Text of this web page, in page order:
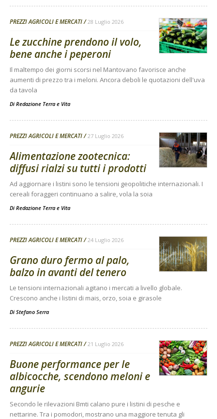
PREZZI AGRICOLI E MERCATI 28 Luglio 2026
Le zucchine prendono il volo,
bene anche i peperoni
Il maltempo dei giorni scorsi nel Mantovano favorisce anche
aumenti di prezzo tra i meloni. Ancora deboli le quotazioni dell'uva
da tavola
Di Redazione Terra e Vita
PREZZI AGRICOLI E MERCATI 27 Luglio 2026
Alimentazione zootecnica:
diffusi rialzi su tutti i prodotti
Ad aggiornare i listini sono le tensioni geopolitiche internazionali. I
cereali foraggeri continuano a salire, vola la soia
Di Redazione Terra e Vita
PREZZI AGRICOLI E MERCATI 24 Luglio 2026
Grano duro fermo al palo,
balzo in avanti del tenero
Le tensioni internazionali agitano i mercati a livello globale.
Crescono anche i listini di mais, orzo, soia e girasole
Di Stefano Serra
PREZZI AGRICOLI E MERCATI 21 Luglio 2026
Buone performance per le
albicocche, scendono meloni e
angurie
Secondo le rilevazioni Bmti calano pure i listini di pesche e
nettarine. Tra i pomodori, mostrano una maggiore tenuta gli